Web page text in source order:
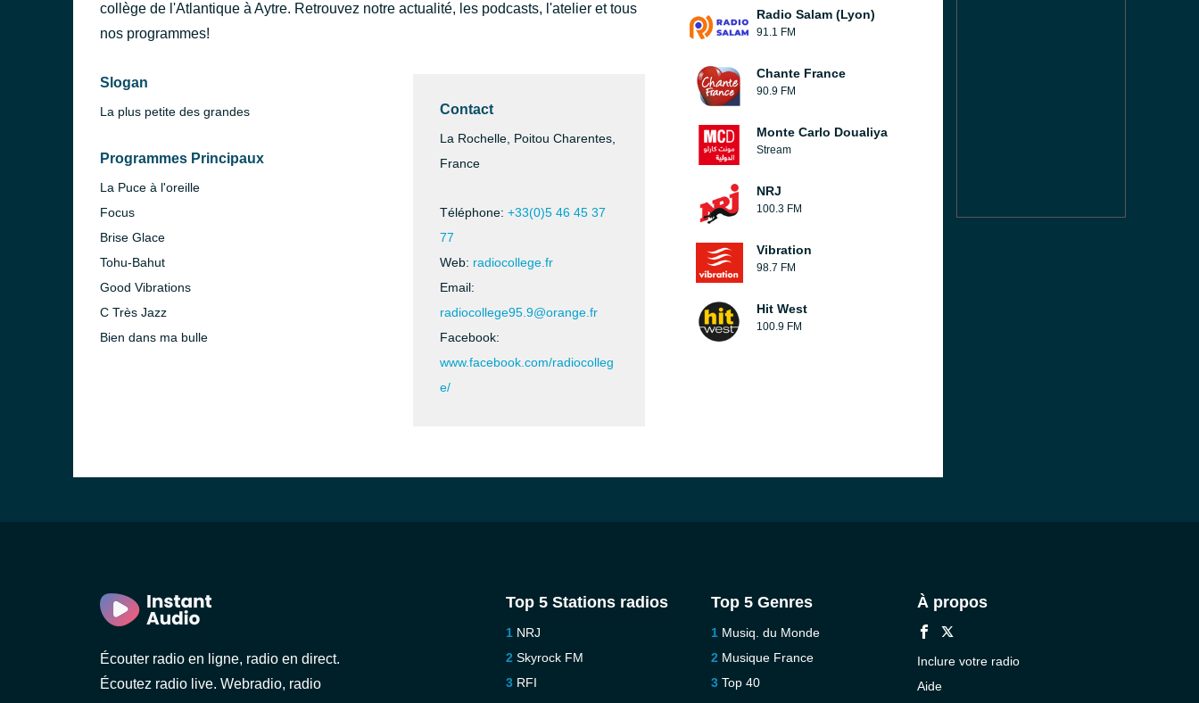
collège de l'Atlantique à Aytre. Retrouvez notre actualité, les podcasts, l'atelier et tous
nos programmes!
Slogan
La plus petite des grandes
Programmes Principaux
La Puce à l'oreille
Focus
Brise Glace
Tohu-Bahut
Good Vibrations
C Très Jazz
Bien dans ma bulle
Contact
La Rochelle, Poitou Charentes,
France
Téléphone: +33(0)5 46 45 37
77
Web: radiocollege.fr
Email:
radiocollege95.9@orange.fr
Facebook:
www.facebook.com/radiocolleg
e/
Radio Salam (Lyon)
91.1 FM
Chante France
90.9 FM
Monte Carlo Doualiya
Stream
NRJ
100.3 FM
Vibration
98.7 FM
Hit West
100.9 FM
Écouter radio en ligne, radio en direct.
Écoutez radio live. Webradio, radio
Top 5 Stations radios
NRJ
Skyrock FM
RFI
Top 5 Genres
Musiq. du Monde
Musique France
Top 40
À propos
Inclure votre radio
Aide